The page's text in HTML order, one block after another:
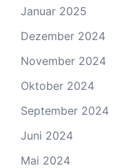
Januar 2025
Dezember 2024
November 2024
Oktober 2024
September 2024
Juni 2024
Mai 2024